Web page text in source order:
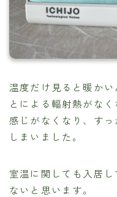
温度だけ見ると暖か
とによる輻射熱がな
感じがなくなり、す
しまいました。
室温に関しても入居
ないと思います。